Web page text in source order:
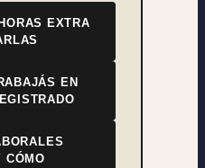
EXTRA
EN
CÓMO